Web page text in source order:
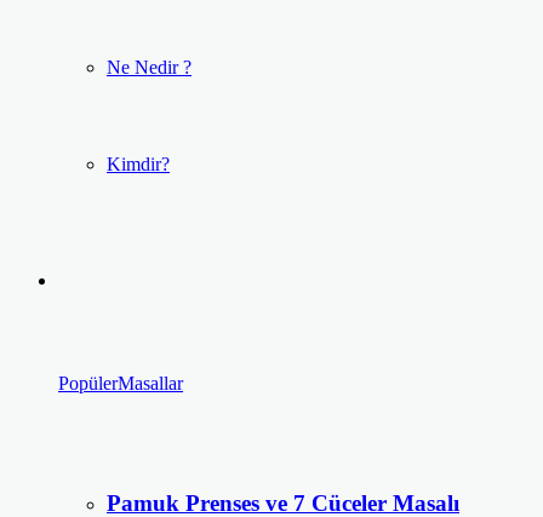
Ne Nedir ?
Kimdir?
PopülerMasallar
Pamuk Prenses ve 7 Cüceler Masalı